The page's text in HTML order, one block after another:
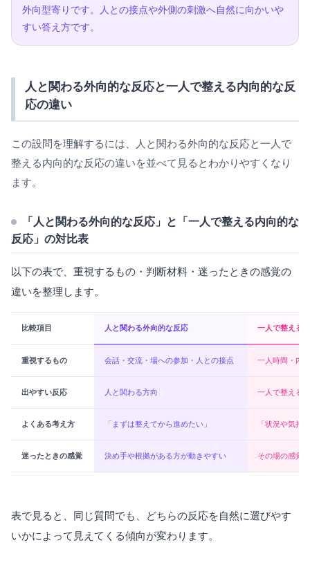
外向型寄りです。人との接点や外側の刺激へ自然に向かいや
すい答え方です。
人と関わる外向的な反応と一人で整える内向的な反
応の違い
この設問を理解するには、人と関わる外向的な反応と一人で
整える内向的な反応の違いを並べて見るとわかりやすくなり
ます。
「人と関わる外向的な反応」と「一人で整える内向的な
反応」の対比表
以下の表で、重視するもの・判断材料・迷ったときの感覚の
違いを整理します。
比較項目 人と関わる外向的な反応 一人で整える
重視するもの 会話・交流・場への参加・人との接点 一人時間・内
出やすい反応 人と関わる方向 一人で整える
よくある考え方 「まずは整えてから進めたい」 「状況や気持
迷ったときの感覚 決め手や根拠がある方が動きやすい その場の感覚
表で見ると、同じ質問でも、どちらの反応を自然に選びやす
いかによって見えてくる傾向が変わります。